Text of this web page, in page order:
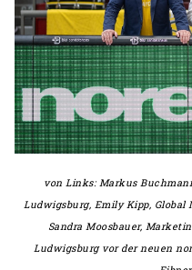
von Links: Markus
Ludwigsburg, Emily Kipp,
Sandra Moosbauer,
Ludwigsburg vor der neuen